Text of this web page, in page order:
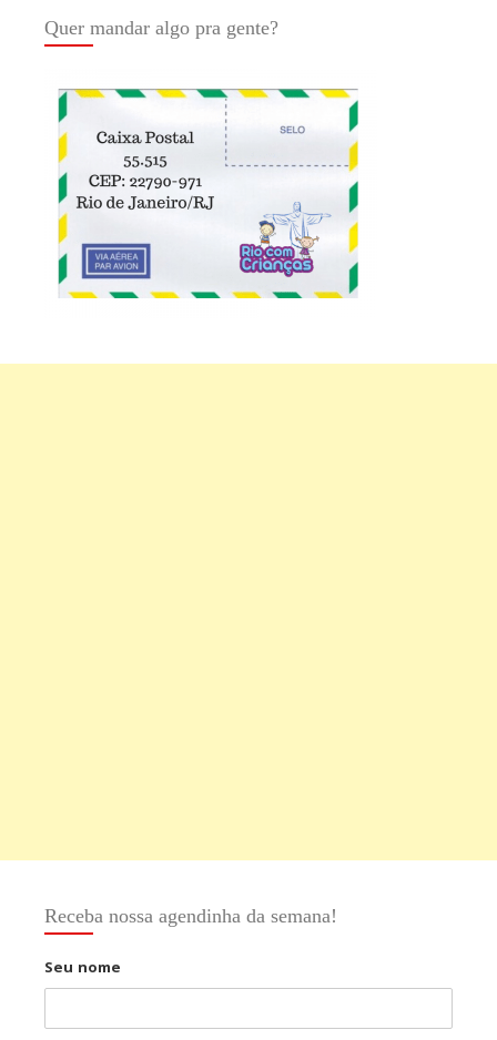
Quer mandar algo pra gente?
Receba nossa agendinha da semana!
Seu nome